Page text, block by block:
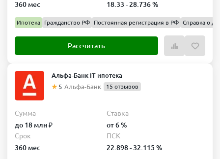
360 мес
18.33 - 28.736 %
Ипотека Гражданство РФ Постоянная регистрация в РФ Справка о
Рассчитать
Альфа-Банк IT ипотека
5 Альфа-Банк 15 отзывов
Сумма
до 18 млн ₽
Ставка
от 6 %
Срок
360 мес
ПСК
22.898 - 32.115 %